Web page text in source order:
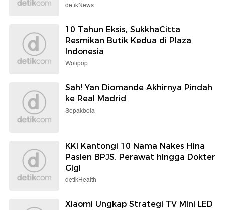
detikNews
10 Tahun Eksis, SukkhaCitta
Resmikan Butik Kedua di Plaza
Indonesia
Wolipop
Sah! Yan Diomande Akhirnya Pindah
ke Real Madrid
Sepakbola
KKI Kantongi 10 Nama Nakes Hina
Pasien BPJS, Perawat hingga Dokter
Gigi
detikHealth
Xiaomi Ungkap Strategi TV Mini LED